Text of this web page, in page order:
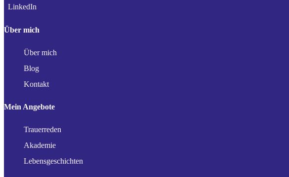
LinkedIn
Über mich
Über mich
Blog
Kontakt
Mein Angebote
Trauerreden
Akademie
Lebensgeschichten